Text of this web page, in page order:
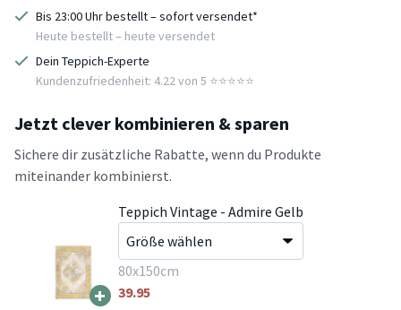
Bis 23:00 Uhr bestellt – sofort versendet*
Heute bestellt – heute versendet
Dein Teppich-Experte
Kundenzufriedenheit: 4.22 von 5 ⭐️⭐️⭐️⭐️⭐️
Jetzt clever kombinieren & sparen
Sichere dir zusätzliche Rabatte, wenn du Produkte
miteinander kombinierst.
+
Teppich Vintage - Admire Gelb
80x150cm
39.95